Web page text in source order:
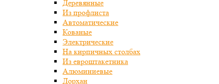
Деревянные
Из профлиста
Автоматические
Кованые
Электрические
На кирпичных столбах
Из евроштакетника
Алюминиевые
Дорхан